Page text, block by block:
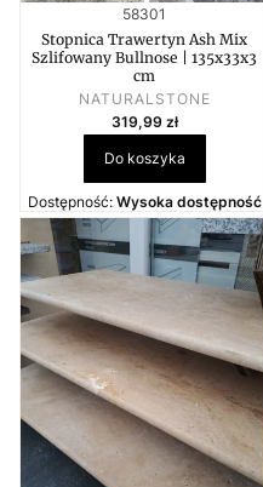
Kod produktu
58301
Stopnica Trawertyn Ash Mix
Szlifowany Bullnose | 135x33x3
cm
PRODUCENT
NATURALSTONE
Cena
319,99 zł
Do koszyka
Dostępność: Wysoka dostępność